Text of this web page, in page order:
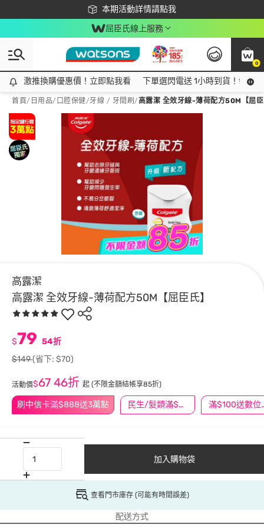
本期活動詳情請點我
下載app最高回饋$350
屈臣氏線上服務
0
激推換購優惠價！立即點我看
激推換購優惠價！立即點我看 下單選閃電送 1小時到貨！領神
首頁/ 日用品/ 口腔保健/牙線 / 牙間刷 / 高露潔 全效牙線-薄荷配方50M【屈
高露潔
高露潔 全效牙線-薄荷配方50M【屈臣氏】
刷中信卡滿$888送3萬點 民生/髮類滿$388送舒潔冰巾 滿
$79 54折
$149(省下: $70)
活動價$67 46折 起 (不限金額結帳享85折)
加入購物袋
查看門市庫存 (可能有時間誤差)
配送方式